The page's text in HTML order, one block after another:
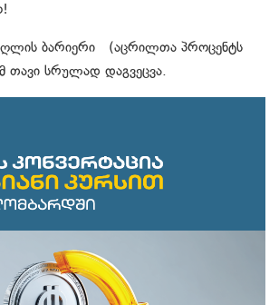
ბარიერი (აცრილთა პროცენტს
თავი სრულად დაგვეცვა.